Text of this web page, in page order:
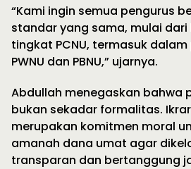
“Kami ingin semua pengurus
standar yang sama, mulai
tingkat PCNU, termasuk
PWNU dan PBNU,” ujarnya.
Abdullah menegaskan bahwa
bukan sekadar formalitas.
merupakan komitmen moral
amanah dana umat agar
transparan dan bertanggung